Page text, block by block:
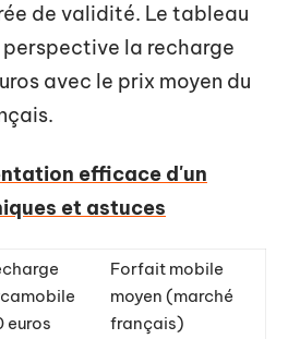
de validité. Le tableau
la recharge
avec le prix moyen du
efficace d'un
et astuces
euros
Forfait mobile
moyen (marché
français)